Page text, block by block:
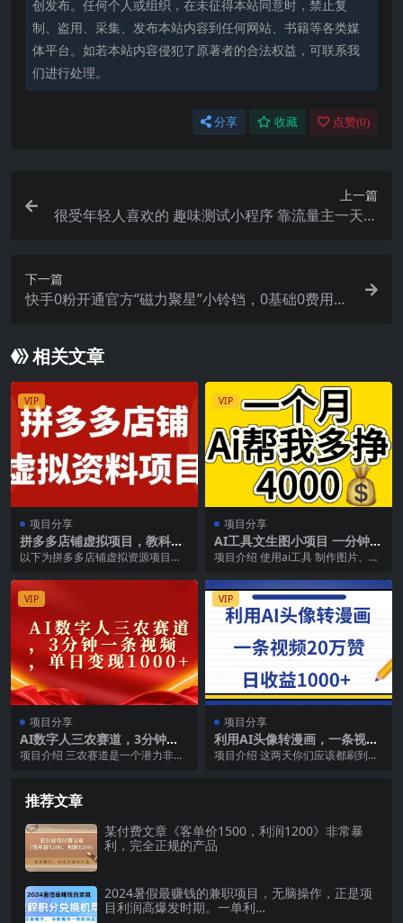
创发布。任何个人或组织，在未征得本站同意时，禁止复
制、盗用、采集、发布本站内容到任何网站、书籍等各类媒
体平台。如若本站内容侵犯了原著者的合法权益，可联系我
们进行处理。
分享 收藏 点赞(0)
上一篇
很受年轻人喜欢的 趣味测试小程序 靠流量主一天几
下一篇
快手0粉开通官方“磁力聚星”小铃铛，0基础0费用实
相关文章
VIP
项目分享
拼多多店铺虚拟项目，教科书
式操作玩法，轻松月入1000+
以下为拼多多店铺虚拟资源项目实
多，这篇文章完全适...
VIP
项目分享
AI工具文生图小项目 一分钟一
个 日入300+
项目介绍 使用ai工具 制作图片、视
域 实现一天...
VIP
项目分享
AI数字人三农赛道，3分钟一
条视频，单日变现1000+
项目介绍 三农赛道是一个潜力非常
VIP
项目分享
利用AI头像转漫画，一条视频
20万赞，日收益1000+
项目介绍 这两天你们应该都刷到过
推荐文章
某付费文章《客单价1500，利润1200》非常暴
利，完全正规的产品
2024暑假最赚钱的兼职项目，无脑操作，正是项
目利润高爆发时期。一单利…